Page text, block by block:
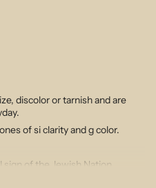
discolor or tarnish and are
of si clarity and g color.
of the Jewish Nation.
understated design is easy to